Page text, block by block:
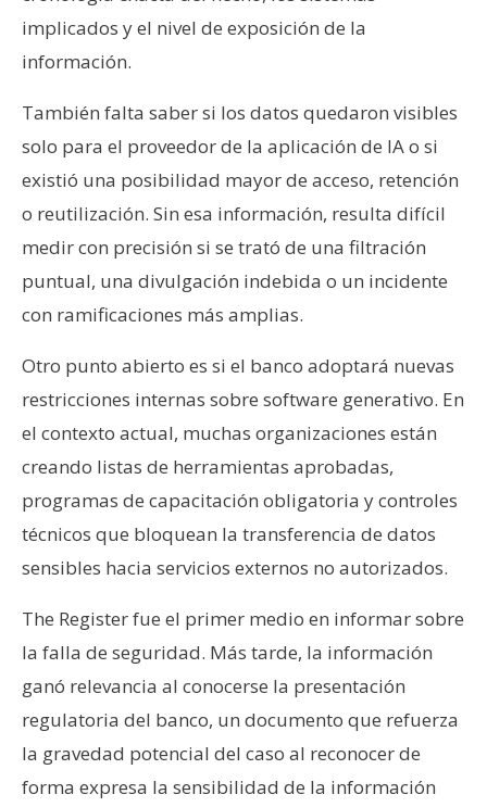
implicados y el nivel de exposición de la
información.
También falta saber si los datos quedaron visibles
solo para el proveedor de la aplicación de IA o si
existió una posibilidad mayor de acceso, retención
o reutilización. Sin esa información, resulta difícil
medir con precisión si se trató de una filtración
puntual, una divulgación indebida o un incidente
con ramificaciones más amplias.
Otro punto abierto es si el banco adoptará nuevas
restricciones internas sobre software generativo. En
el contexto actual, muchas organizaciones están
creando listas de herramientas aprobadas,
programas de capacitación obligatoria y controles
técnicos que bloquean la transferencia de datos
sensibles hacia servicios externos no autorizados.
The Register fue el primer medio en informar sobre
la falla de seguridad. Más tarde, la información
ganó relevancia al conocerse la presentación
regulatoria del banco, un documento que refuerza
la gravedad potencial del caso al reconocer de
forma expresa la sensibilidad de la información